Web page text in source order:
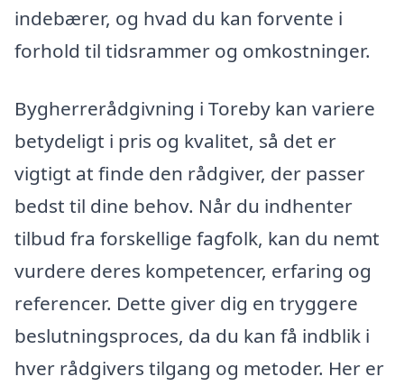
indebærer, og hvad du kan forvente i
forhold til tidsrammer og omkostninger.
Bygherrerådgivning i Toreby kan variere
betydeligt i pris og kvalitet, så det er
vigtigt at finde den rådgiver, der passer
bedst til dine behov. Når du indhenter
tilbud fra forskellige fagfolk, kan du nemt
vurdere deres kompetencer, erfaring og
referencer. Dette giver dig en tryggere
beslutningsproces, da du kan få indblik i
hver rådgivers tilgang og metoder. Her er